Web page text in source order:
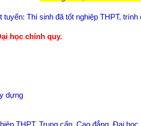
Thí sinh đã tốt nghiệp THPT,
học chính quy.
dựng
THPT, Trung cấp, Cao đẳng, Đại